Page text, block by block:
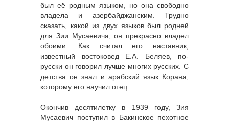
был её родным языком, но она свободно
владела и азербайджанским. Трудно
сказать, какой из двух языков был родней
для Зии Мусаевича, он прекрасно владел
обоими. Как считал его наставник,
известный востоковед Е.А. Беляев, по-
русски он говорил лучше многих русских. С
детства он знал и арабский язык Корана,
которому его научил отец.
Окончив десятилетку в 1939 году, Зия
Мусаевич поступил в Бакинское пехотное